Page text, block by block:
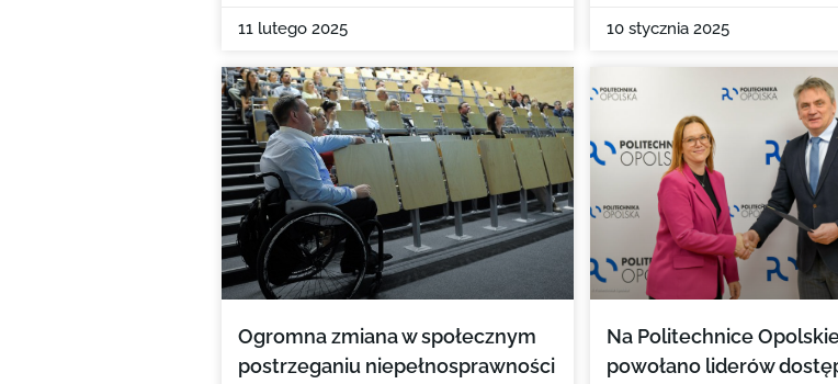
11 lutego 2025 10 stycznia 2025
Ogromna zmiana w społecznym
postrzeganiu niepełnosprawności
Na Politechnice
powołano liderów